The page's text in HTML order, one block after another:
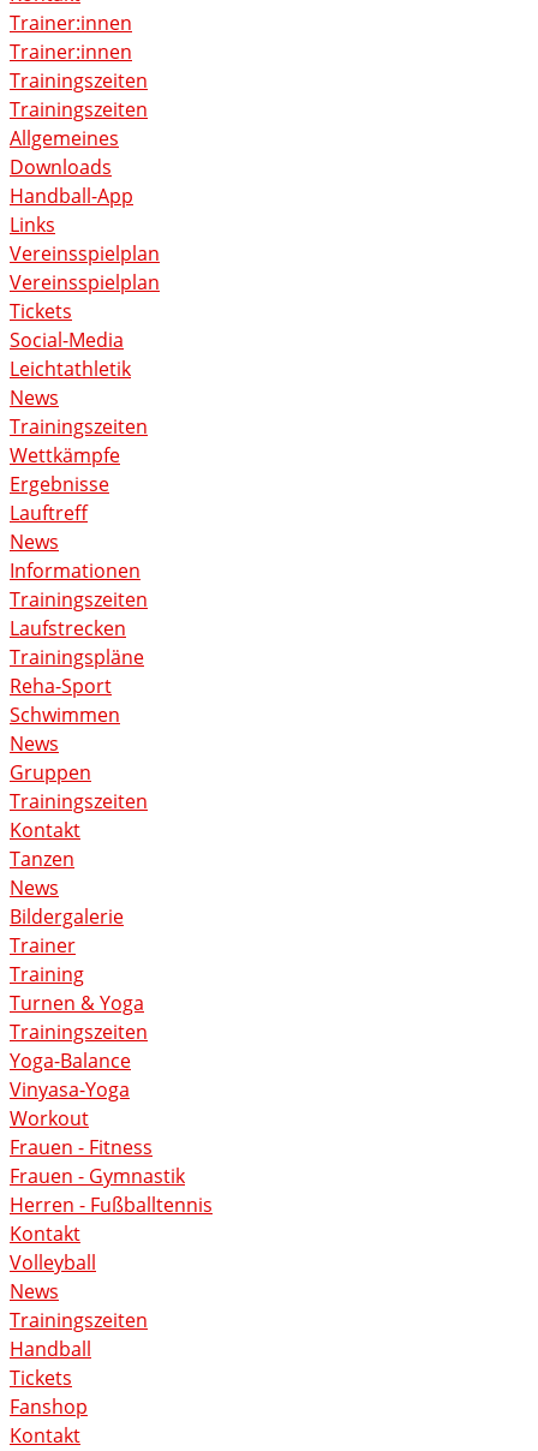
Trainer:innen
Trainer:innen
Trainingszeiten
Trainingszeiten
Allgemeines
Downloads
Handball-App
Links
Vereinsspielplan
Vereinsspielplan
Tickets
Social-Media
Leichtathletik
News
Trainingszeiten
Wettkämpfe
Ergebnisse
Lauftreff
News
Informationen
Trainingszeiten
Laufstrecken
Trainingspläne
Reha-Sport
Schwimmen
News
Gruppen
Trainingszeiten
Kontakt
Tanzen
News
Bildergalerie
Trainer
Training
Turnen & Yoga
Trainingszeiten
Yoga-Balance
Vinyasa-Yoga
Workout
Frauen - Fitness
Frauen - Gymnastik
Herren - Fußballtennis
Kontakt
Volleyball
News
Trainingszeiten
Handball
Tickets
Fanshop
Kontakt